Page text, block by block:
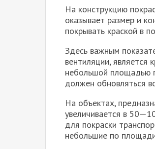
На конструкцию
оказывает размер и
покрывать краской в
Здесь важным
вентиляции, является
небольшой площадью
должен обновляться
На объектах,
увеличивается в
для покраски
небольшие по